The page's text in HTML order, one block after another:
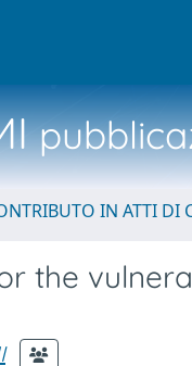
IN ATTI DI
the